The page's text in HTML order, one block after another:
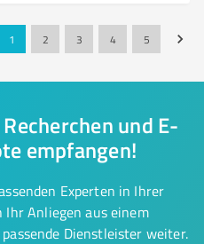
1 2 3 4 5
und E-
empfangen!
Experten in Ihrer
Anliegen aus einem
Dienstleister weiter.